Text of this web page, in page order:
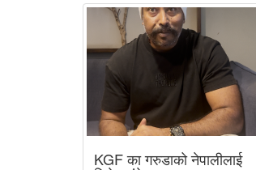
KGF का गरुडाको नेपालीलाई